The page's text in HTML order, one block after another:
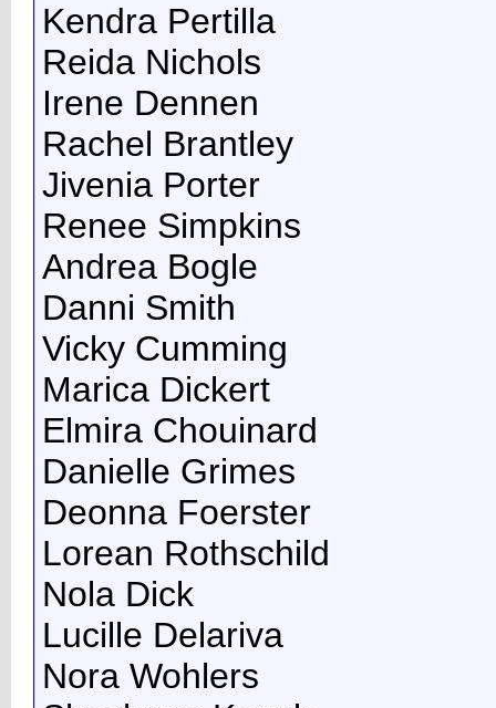
Kendra Pertilla
Reida Nichols
Irene Dennen
Rachel Brantley
Jivenia Porter
Renee Simpkins
Andrea Bogle
Danni Smith
Vicky Cumming
Marica Dickert
Elmira Chouinard
Danielle Grimes
Deonna Foerster
Lorean Rothschild
Nola Dick
Lucille Delariva
Nora Wohlers